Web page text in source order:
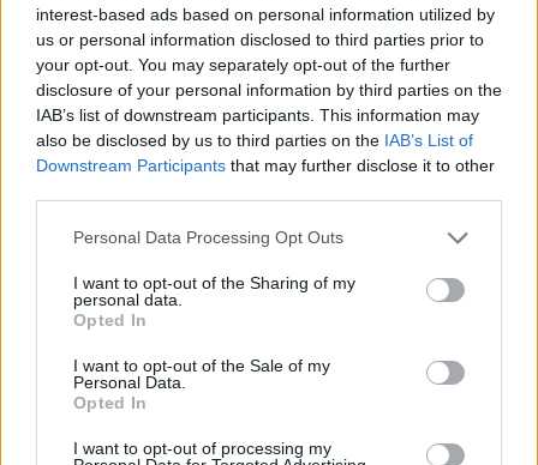
interest-based ads based on personal information utilized by
us or personal information disclosed to third parties prior to
your opt-out. You may separately opt-out of the further
disclosure of your personal information by third parties on the
IAB’s list of downstream participants. This information may
also be disclosed by us to third parties on the IAB’s List of
Downstream Participants that may further disclose it to other
Personal Data Processing Opt Outs
I want to opt-out of the Sharing of my
personal data.
Opted In
I want to opt-out of the Sale of my
Personal Data.
Opted In
I want to opt-out of processing my
ΣΤΗΝ ΙΔΙΑ ΚΑΤΗΓΟΡΙΑ
Αποστολία Ζώη: Από το Μπαλί
το καλοκαίρι που δεν θα
ξεχάσει
Η παρουσιάστρια μοιράστηκε τη διπλή